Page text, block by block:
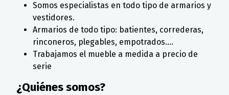
Somos especialistas en todo tipo de armarios y
vestidores.
Armarios de todo tipo: batientes, correderas,
rinconeros, plegables, empotrados....
Trabajamos el mueble a medida a precio de
serie
¿Quiénes somos?